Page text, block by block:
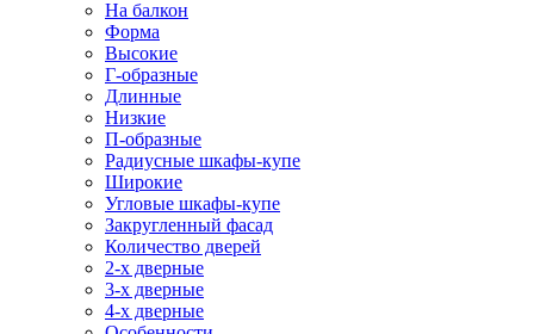
На балкон
Форма
Высокие
Г-образные
Длинные
Низкие
П-образные
Радиусные шкафы-купе
Широкие
Угловые шкафы-купе
Закругленный фасад
Количество дверей
2-х дверные
3-х дверные
4-х дверные